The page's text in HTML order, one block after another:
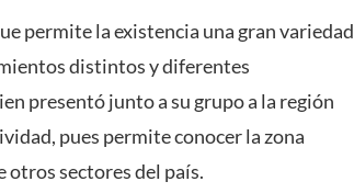
permite la existencia una gran variedad
distintos y diferentes
presentó junto a su grupo a la región
pues permite conocer la zona
otros sectores del país.